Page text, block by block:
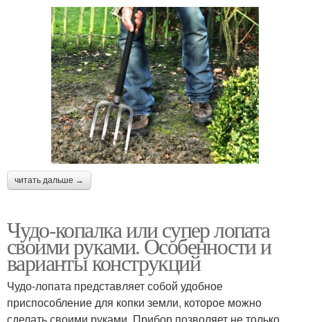
читать дальше →
Чудо-копалка или супер лопата
своими руками. Особенности и
варианты конструкций
Чудо-лопата представляет собой удобное
приспособление для копки земли, которое можно